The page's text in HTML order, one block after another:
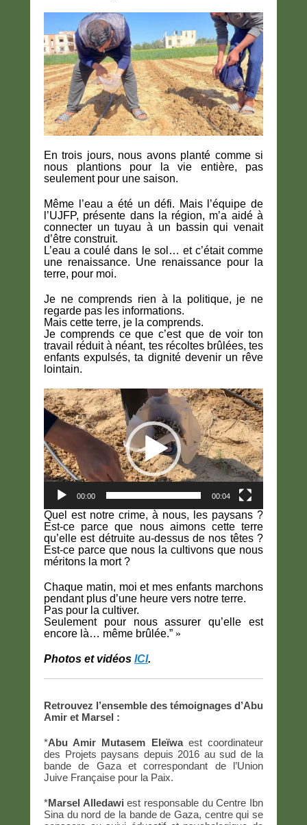
En trois jours, nous avons planté comme si
nous plantions pour la vie entière, pas
seulement pour une saison.
Même l’eau a été un défi. Mais l’équipe de
l’UJFP, présente dans la région, m’a aidé à
connecter un tuyau à un bassin qui venait
d’être construit.
L’eau a coulé dans le sol… et c’était comme
une renaissance. Une renaissance pour la
terre, pour moi.
Je ne comprends rien à la politique, je ne
regarde pas les informations.
Mais cette terre, je la comprends.
Je comprends ce que c’est que de voir ton
travail réduit à néant, tes récoltes brûlées, tes
enfants expulsés, ta dignité devenir un rêve
lointain.
Lecteur
vidéo
00:00 00:04
Quel est notre crime, à nous, les paysans ?
Est-ce parce que nous aimons cette terre
qu’elle est détruite au-dessus de nos têtes ?
Est-ce parce que nous la cultivons que nous
méritons la mort ?
Chaque matin, moi et mes enfants marchons
pendant plus d’une heure vers notre terre.
Pas pour la cultiver.
Seulement pour nous assurer qu’elle est
encore là… même brûlée.” »
Photos et vidéos ICI.
Retrouvez l’ensemble des témoignages d’Abu
Amir et Marsel :
*Abu Amir Mutasem Eleïwaest coordinateur
des Projets paysans depuis 2016 au sud de la
bande de Gaza et correspondant de l’Union
Juive Française pour la Paix.
*Marsel Alledawi est responsable du Centre Ibn
Sina du nord de la bande de Gaza, centre qui se